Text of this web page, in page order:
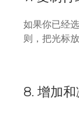
如果你已经
则，把光标
8. 增加